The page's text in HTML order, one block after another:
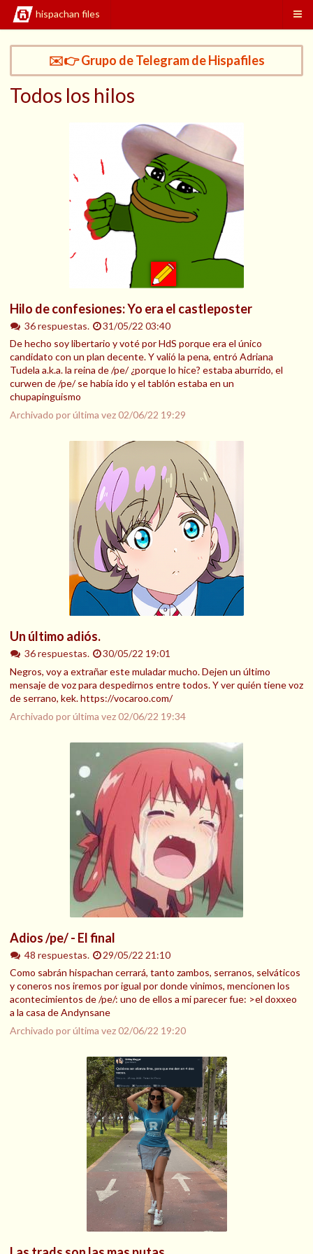
hispachan files
✉️👉 Grupo de Telegram de Hispafiles
Todos los hilos
Hilo de confesiones: Yo era el castleposter
36 respuestas.
31/05/22 03:40
De hecho soy libertario y voté por HdS porque era el único
candidato con un plan decente. Y valió la pena, entró Adriana
Tudela a.k.a. la reina de /pe/ ¿porque lo hice? estaba aburrido, el
curwen de /pe/ se había ido y el tablón estaba en un
chupapinguismo
Archivado por última vez02/06/22 19:29
Un último adiós.
36 respuestas.
30/05/22 19:01
Negros, voy a extrañar este muladar mucho. Dejen un último
mensaje de voz para despedirnos entre todos. Y ver quién tiene voz
de serrano, kek. https://vocaroo.com/
Archivado por última vez02/06/22 19:34
Adios /pe/ - El final
48 respuestas.
29/05/22 21:10
Como sabrán hispachan cerrará, tanto zambos, serranos, selváticos
y coneros nos iremos por igual por donde vinimos, mencionen los
acontecimientos de /pe/: uno de ellos a mi parecer fue: >el doxxeo
a la casa de Andynsane
Archivado por última vez02/06/22 19:20